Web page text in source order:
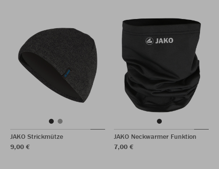
JAKO Strickmütze
9,00 €
JAKO Neckwarmer Funktion
7,00 €